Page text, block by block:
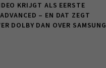
KRIJGT ALS EERSTE
– EN DAT ZEGT
DOLBY DAN OVER SAMSUNG